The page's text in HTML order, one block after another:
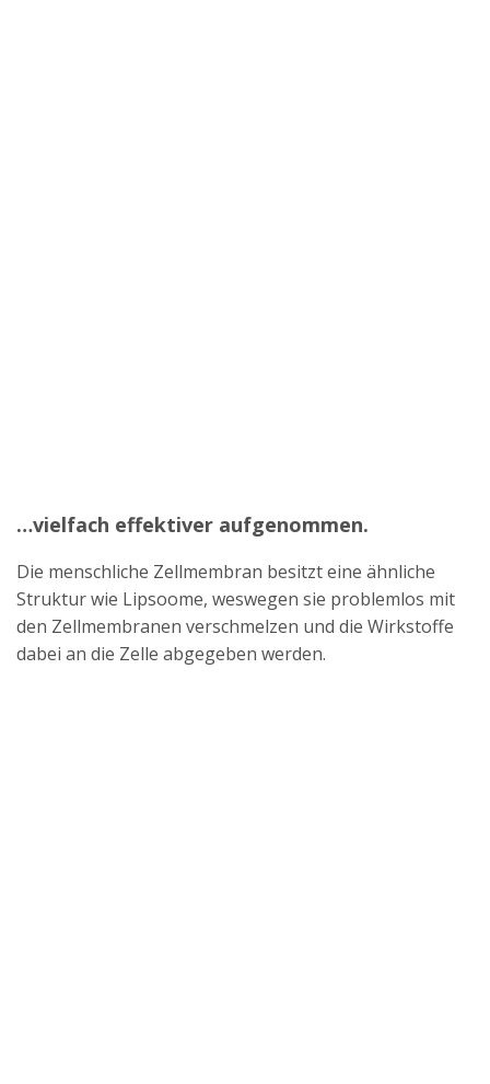
…vielfach effektiver aufgenommen.
Die menschliche Zellmembran besitzt eine ähnliche
Struktur wie Lipsoome, weswegen sie problemlos mit
den Zellmembranen verschmelzen und die Wirkstoffe
dabei an die Zelle abgegeben werden.